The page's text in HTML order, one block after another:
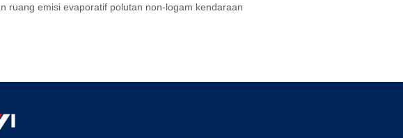
ruang emisi evaporatif polutan non-logam kendaraan